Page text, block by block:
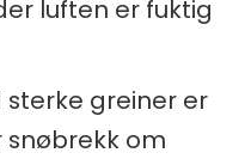
luften er fuktig
greiner er
om